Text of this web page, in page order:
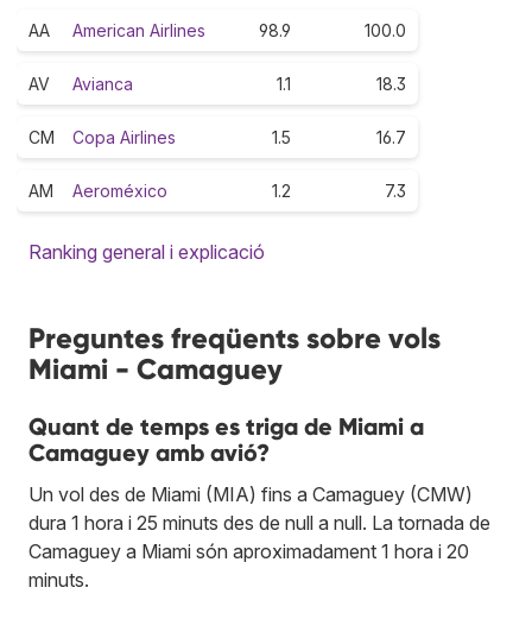
AA American Airlines 98.9 100.0
AV Avianca 1.1 18.3
CM Copa Airlines 1.5 16.7
AM Aeroméxico 1.2 7.3
Ranking general i explicació
Preguntes freqüents sobre vols
Miami - Camaguey
Quant de temps es triga de Miami a
Camaguey amb avió?
Un vol des de Miami (MIA) fins a Camaguey (CMW)
dura 1 hora i 25 minuts des de null a null. La tornada de
Camaguey a Miami són aproximadament 1 hora i 20
minuts.